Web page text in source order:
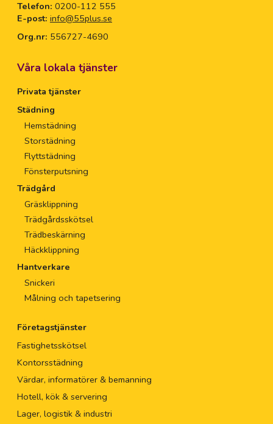
Telefon: 0200-112 555
E-post: info@55plus.se
Org.nr: 556727-4690
Våra lokala tjänster
Privata tjänster
Städning
Hemstädning
Storstädning
Flyttstädning
Fönsterputsning
Trädgård
Gräsklippning
Trädgårdsskötsel
Trädbeskärning
Häckklippning
Hantverkare
Snickeri
Målning och tapetsering
Företagstjänster
Fastighetsskötsel
Kontorsstädning
Värdar, informatörer & bemanning
Hotell, kök & servering
Lager, logistik & industri